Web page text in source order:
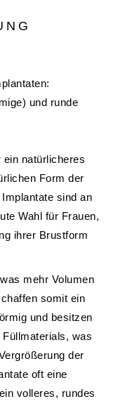
B
und runde
ein natürlicheres
Form der
sind an
Wahl für Frauen,
ihrer Brustform
mehr Volumen
somit ein
und besitzen
was
der
oft eine
volleres, rundes